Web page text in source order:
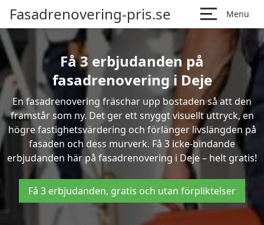
Fasadrenovering-pris.se Menu
Få 3 erbjudanden på
fasadrenovering i Deje
En fasadrenovering fräschar upp bostaden så att den
framstår som ny. Det ger ett snyggt visuellt uttryck, en
högre fastighetsvärdering och förlänger livslängden på
fasaden och dess murverk. Få 3 icke-bindande
erbjudanden här på fasadrenovering i Deje – helt gratis!
Få 3 erbjudanden, gratis och utan förpliktelser